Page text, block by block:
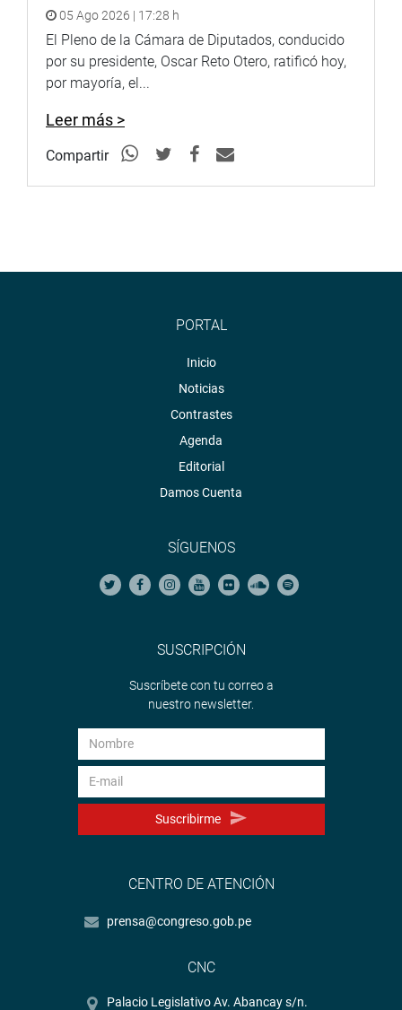
05 Ago 2026 | 17:28 h
El Pleno de la Cámara de Diputados, conducido
por su presidente, Oscar Reto Otero, ratificó hoy,
por mayoría, el...
Leer más >
Compartir
PORTAL
Inicio
Noticias
Contrastes
Agenda
Editorial
Damos Cuenta
SÍGUENOS
SUSCRIPCIÓN
Suscríbete con tu correo a
nuestro newsletter.
Suscribirme
CENTRO DE ATENCIÓN
prensa@congreso.gob.pe
CNC
Palacio Legislativo Av. Abancay s/n.